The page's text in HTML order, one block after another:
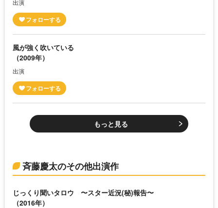
出演
風が強く吹いている
（2009年）
出演
もっと見る
斉藤慶太のその他出演作
じっくり聞いタロウ 〜スター近況(秘)報告〜
（2016年）